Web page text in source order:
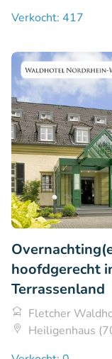
Verkocht: 417
hoofdgerecht
Terrassenland
Fletcher
Heiligenhaus